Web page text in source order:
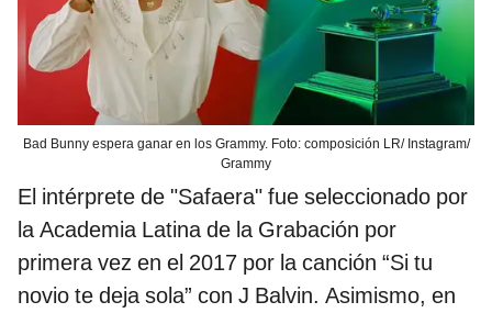
Bad Bunny espera ganar en los Grammy. Foto: composición LR/ Instagram/
Grammy
El intérprete de "Safaera" fue seleccionado por
la Academia Latina de la Grabación por
primera vez en el 2017 por la canción “Si tu
novio te deja sola” con J Balvin. Asimismo, en